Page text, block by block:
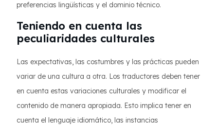
preferencias lingüísticas y el dominio técnico.
Teniendo en cuenta las
peculiaridades culturales
Las expectativas, las costumbres y las prácticas pueden
variar de una cultura a otra. Los traductores deben tener
en cuenta estas variaciones culturales y modificar el
contenido de manera apropiada. Esto implica tener en
cuenta el lenguaje idiomático, las instancias